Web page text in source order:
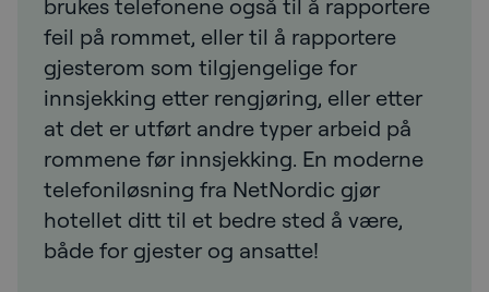
brukes telefonene også til å rapportere
feil på rommet, eller til å rapportere
gjesterom som tilgjengelige for
innsjekking etter rengjøring, eller etter
at det er utført andre typer arbeid på
rommene før innsjekking. En moderne
telefoniløsning fra NetNordic gjør
hotellet ditt til et bedre sted å være,
både for gjester og ansatte!